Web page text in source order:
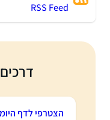
RSS Feed
הצטרפי לדף